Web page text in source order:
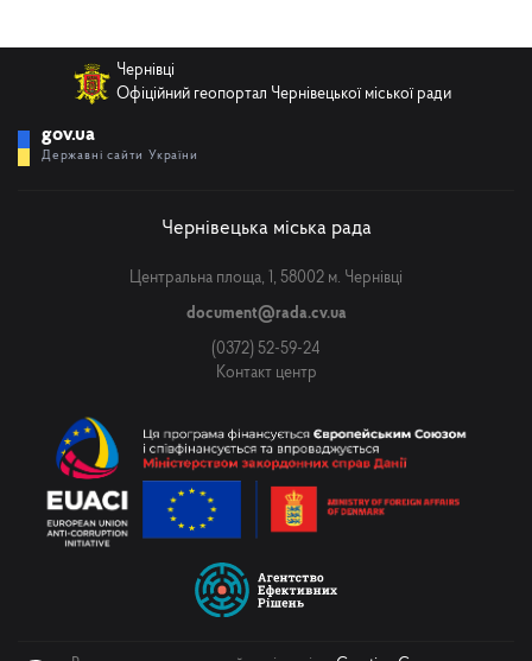
Чернівці
Офіційний геопортал Чернівецької міської ради
gov.ua
Державні сайти України
Чернівецька міська рада
Центральна площа, 1, 58002 м. Чернівці
document@rada.cv.ua
(0372) 52-59-24
Контакт центр